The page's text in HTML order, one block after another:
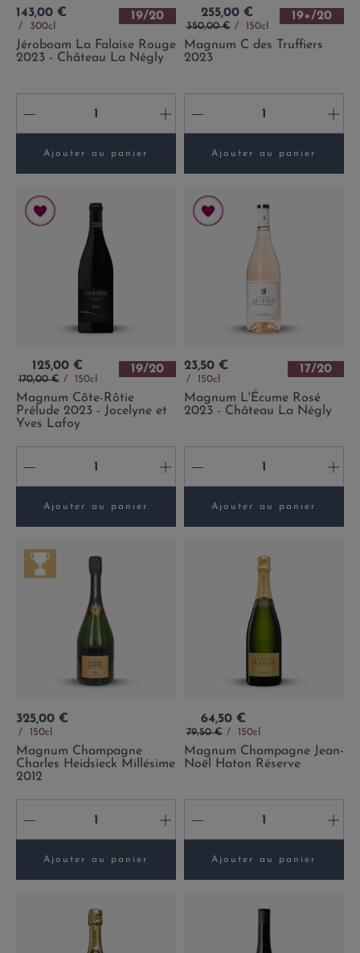
Prix
143,00 €
300cl
19/20
Jéroboam La Falaise Rouge
2023 - Château La Négly
- +
Ajouter au panier
Prix
255,00 €
Prix de base
350,00 € 150cl
19+/20
Magnum C des Truffiers
2023
- +
Ajouter au panier
Prix
125,00 €
Prix de base
170,00 € 150cl
19/20
Magnum Côte-Rôtie
Prélude 2023 - Jocelyne et
Yves Lafoy
- +
Ajouter au panier
Prix
23,50 €
150cl
17/20
Magnum L'Écume Rosé
2023 - Château La Négly
- +
Ajouter au panier
Prix
325,00 €
150cl
Magnum Champagne
Charles Heidsieck Millésime
2012
- +
Ajouter au panier
Prix
64,50 €
Prix de base
79,50 € 150cl
Magnum Champagne Jean-
Noël Haton Réserve
- +
Ajouter au panier